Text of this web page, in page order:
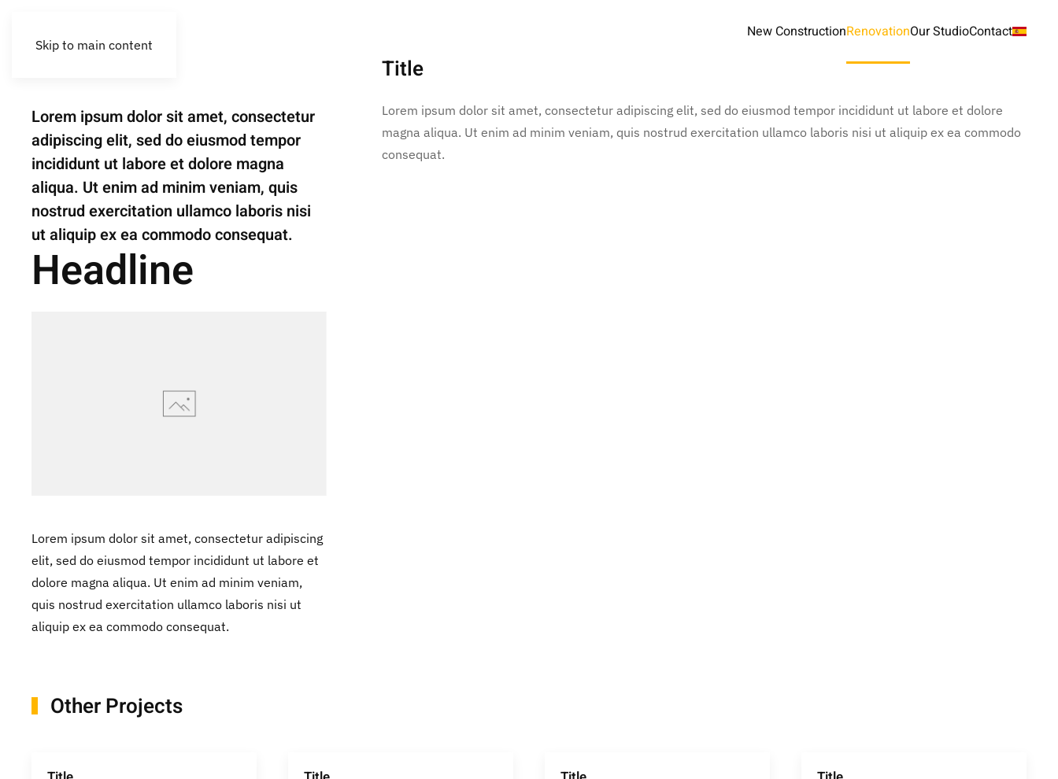
Skip to main content
New ConstructionRenovationOur StudioContact
Lorem ipsum dolor sit amet, consectetur
adipiscing elit, sed do eiusmod tempor
incididunt ut labore et dolore magna
aliqua. Ut enim ad minim veniam, quis
nostrud exercitation ullamco laboris nisi
ut aliquip ex ea commodo consequat.
Headline
Lorem ipsum dolor sit amet, consectetur adipiscing
elit, sed do eiusmod tempor incididunt ut labore et
dolore magna aliqua. Ut enim ad minim veniam,
quis nostrud exercitation ullamco laboris nisi ut
aliquip ex ea commodo consequat.
Title
Lorem ipsum dolor sit amet, consectetur adipiscing elit, sed do eiusmod tempor incididunt ut labore et dolore
magna aliqua. Ut enim ad minim veniam, quis nostrud exercitation ullamco laboris nisi ut aliquip ex ea commodo
consequat.
Other Projects